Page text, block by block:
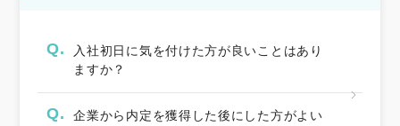
Q.
入社初日に気を付けた方が良いことはあり
ますか？
Q.
企業から内定を獲得した後にした方がよい